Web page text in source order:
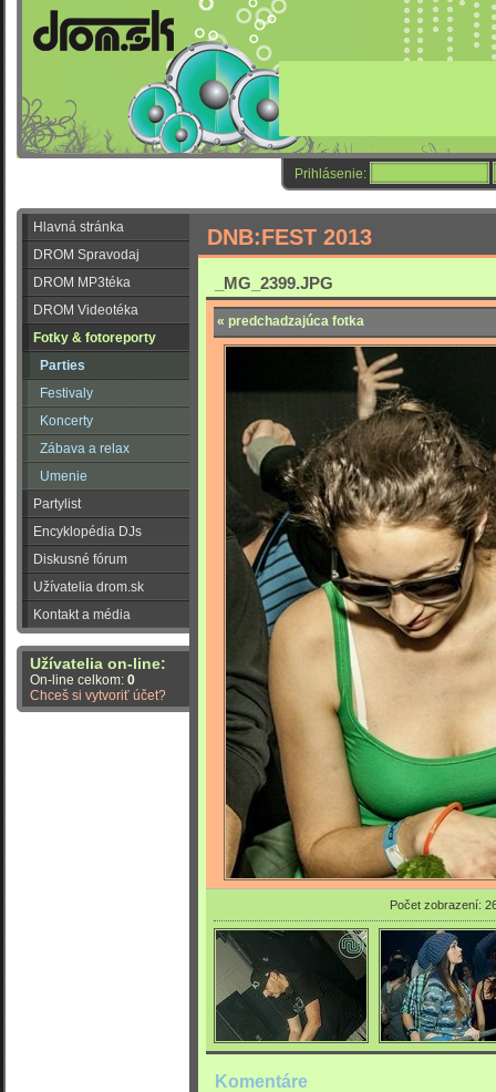
Prihlásenie:
Hlavná stránka
DROM Spravodaj
DROM MP3téka
DROM Videotéka
Fotky & fotoreporty
Parties
Festivaly
Koncerty
Zábava a relax
Umenie
Partylist
Encyklopédia DJs
Diskusné fórum
Užívatelia drom.sk
Kontakt a média
Užívatelia on-line:
On-line celkom: 0
Chceš si vytvoriť účet?
DNB:FEST 2013
_MG_2399.JPG
« predchadzajúca fotka
Počet zobrazení:
Komentáre